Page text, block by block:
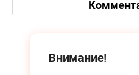
Внимание!